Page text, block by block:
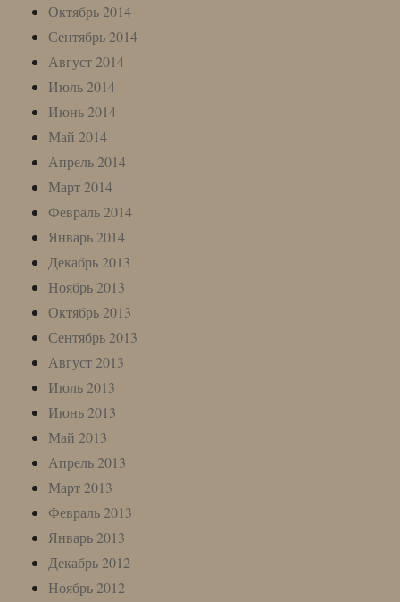
Октябрь 2014
Сентябрь 2014
Август 2014
Июль 2014
Июнь 2014
Май 2014
Апрель 2014
Март 2014
Февраль 2014
Январь 2014
Декабрь 2013
Ноябрь 2013
Октябрь 2013
Сентябрь 2013
Август 2013
Июль 2013
Июнь 2013
Май 2013
Апрель 2013
Март 2013
Февраль 2013
Январь 2013
Декабрь 2012
Ноябрь 2012